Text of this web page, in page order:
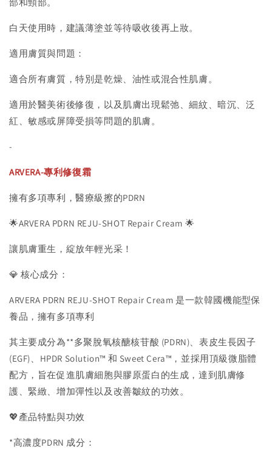
白天使用時，建議薄塗並等待吸收後再上妝。
適用膚質與問題：
適合所有膚質，特別是乾燥、油性或混合性肌膚。
適用於醫美術後修復，以及肌膚出現鬆弛、細紋、暗沉、泛
紅、敏感或屏障受損等問題的肌膚。
-
ARVERA-專利修復霜
擁有多項專利，醫療級擦的PDRN
🌟ARVERA PDRN REJU-SHOT Repair Cream 🌟
讓肌膚重生，綻放年輕光采！
💎 核心成分：
ARVERA PDRN REJU-SHOT Repair Cream 是一款韓國機能型保
養品，擁有多項專利
其主要成分為**多聚脫氧核醣核苷酸 (PDRN)、表皮生長因子
(EGF)、HPDR Solution™ 和 Sweet Cera™，並採用頂級微脂體
配方，旨在促進肌膚細胞與膠原蛋白的生成，達到肌膚修
護、緊緻、增加彈性以及改善皺紋的功效。
💖產品特點與功效
*高濃度PDRN 成分：